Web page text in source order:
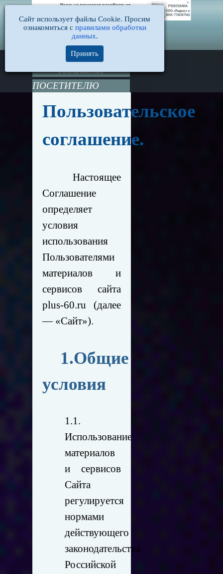
Пользовательское
соглашение
ПОСЕТИТЕЛЮ
Пользовательское
соглашение.
Настоящее
Соглашение
определяет
условия
использования
Пользователями
материалов и
сервисов сайта
plus-60.ru (далее
— «Сайт»).
1.Общие
условия
1.1.
Использование
материалов
и сервисов
Сайта
регулируется
нормами
действующего
законодательства
Российской
Сайт использует файлы Cookie. Просим
ознакомиться с правилами обработки
данных.
Принять